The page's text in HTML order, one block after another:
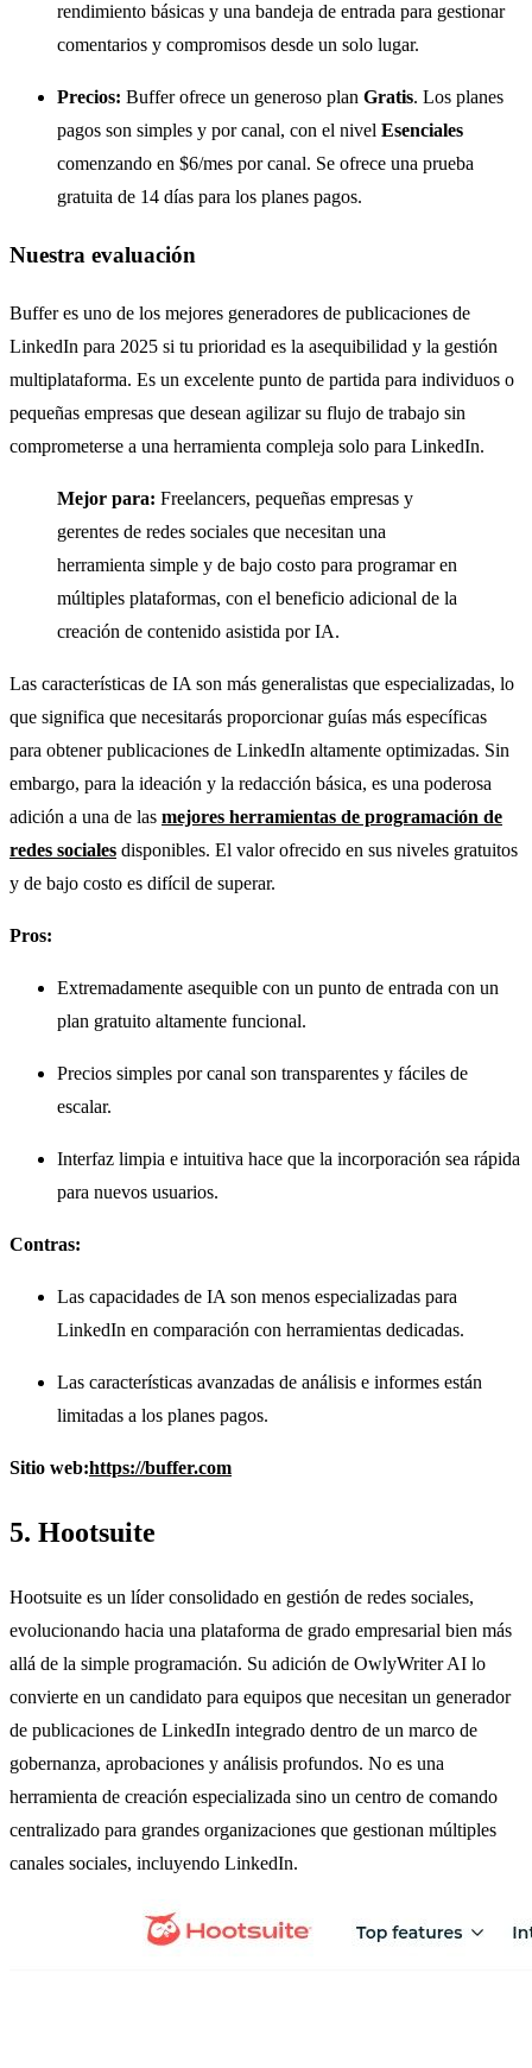
rendimiento básicas y una bandeja de entrada para gestionar
comentarios y compromisos desde un solo lugar.
Precios: Buffer ofrece un generoso plan Gratis. Los planes
pagos son simples y por canal, con el nivel Esenciales
comenzando en $6/mes por canal. Se ofrece una prueba
gratuita de 14 días para los planes pagos.
Nuestra evaluación
Buffer es uno de los mejores generadores de publicaciones de
LinkedIn para 2025 si tu prioridad es la asequibilidad y la gestión
multiplataforma. Es un excelente punto de partida para individuos o
pequeñas empresas que desean agilizar su flujo de trabajo sin
comprometerse a una herramienta compleja solo para LinkedIn.
Mejor para: Freelancers, pequeñas empresas y
gerentes de redes sociales que necesitan una
herramienta simple y de bajo costo para programar en
múltiples plataformas, con el beneficio adicional de la
creación de contenido asistida por IA.
Las características de IA son más generalistas que especializadas, lo
que significa que necesitarás proporcionar guías más específicas
para obtener publicaciones de LinkedIn altamente optimizadas. Sin
embargo, para la ideación y la redacción básica, es una poderosa
adición a una de las mejores herramientas de programación de
redes sociales disponibles. El valor ofrecido en sus niveles gratuitos
y de bajo costo es difícil de superar.
Pros:
Extremadamente asequible con un punto de entrada con un
plan gratuito altamente funcional.
Precios simples por canal son transparentes y fáciles de
escalar.
Interfaz limpia e intuitiva hace que la incorporación sea rápida
para nuevos usuarios.
Contras:
Las capacidades de IA son menos especializadas para
LinkedIn en comparación con herramientas dedicadas.
Las características avanzadas de análisis e informes están
limitadas a los planes pagos.
Sitio web:https://buffer.com
5. Hootsuite
Hootsuite es un líder consolidado en gestión de redes sociales,
evolucionando hacia una plataforma de grado empresarial bien más
allá de la simple programación. Su adición de OwlyWriter AI lo
convierte en un candidato para equipos que necesitan un generador
de publicaciones de LinkedIn integrado dentro de un marco de
gobernanza, aprobaciones y análisis profundos. No es una
herramienta de creación especializada sino un centro de comando
centralizado para grandes organizaciones que gestionan múltiples
canales sociales, incluyendo LinkedIn.